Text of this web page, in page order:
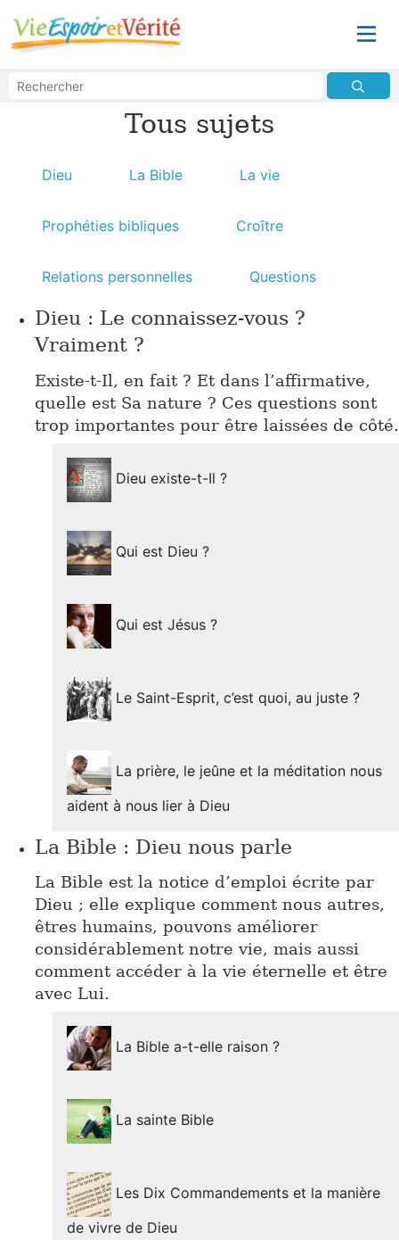
Tous sujets
Dieu La Bible La vie
Prophéties bibliques Croître
Relations personnelles Questions
Dieu : Le connaissez-vous ?
Vraiment ?
Existe-t-Il, en fait ? Et dans l’affirmative,
quelle est Sa nature ? Ces questions sont
trop importantes pour être laissées de côté.
Dieu existe-t-Il ?
Qui est Dieu ?
Qui est Jésus ?
Le Saint-Esprit, c’est quoi, au juste ?
La prière, le jeûne et la méditation nous
aident à nous lier à Dieu
La Bible : Dieu nous parle
La Bible est la notice d’emploi écrite par
Dieu ; elle explique comment nous autres,
êtres humains, pouvons améliorer
considérablement notre vie, mais aussi
comment accéder à la vie éternelle et être
avec Lui.
La Bible a-t-elle raison ?
La sainte Bible
Les Dix Commandements et la manière
de vivre de Dieu